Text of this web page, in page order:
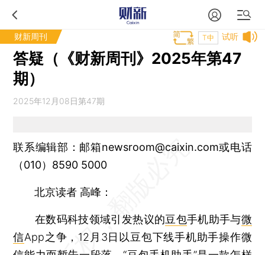
财新周刊 试听
T中
答疑（《财新周刊》2025年第47
期）
2025年12月08日第47期
联系编辑部：邮箱newsroom@caixin.com或电话
（010）8590 5000
北京读者 高峰：
在数码科技领域引发热议的豆包手机助手与微
信App之争，12月3日以豆包下线手机助手操作微